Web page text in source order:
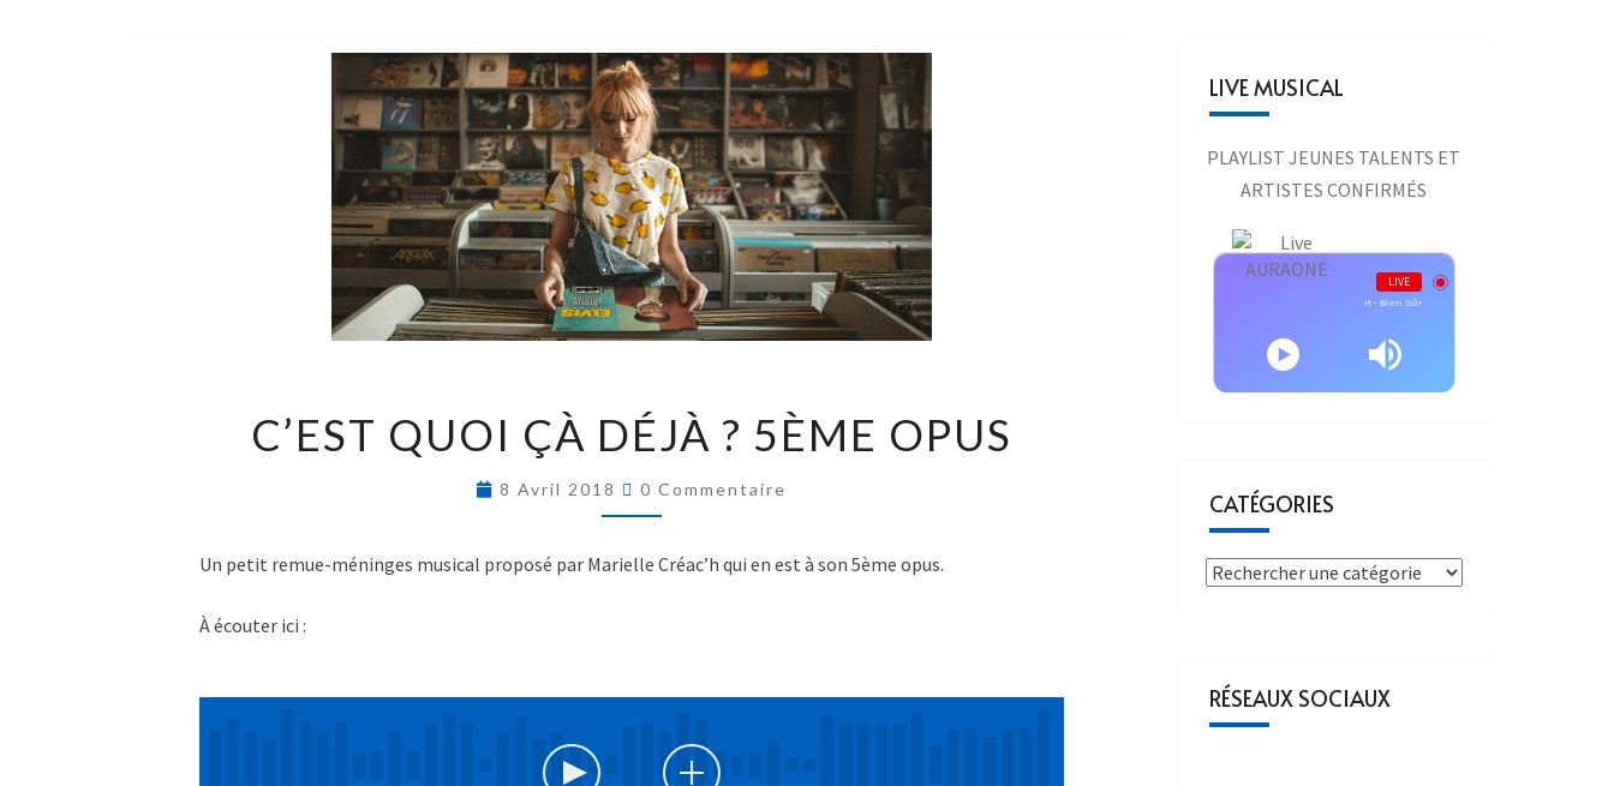
C’EST QUOI ÇÀ DÉJÀ ? 5ÈME OPUS
8 Avril 2018 0 Commentaire
Un petit remue-méninges musical proposé par Marielle Créac’h qui en est à son 5ème opus.
À écouter ici :
LIVE MUSICAL
PLAYLIST JEUNES TALENTS ET
ARTISTES CONFIRMÉS
Live AURAONE
LIVE
Jean-Louis Aubert Officiel - Jean-Louis Aubert - Bien Sûr
CATÉGORIES
RÉSEAUX SOCIAUX